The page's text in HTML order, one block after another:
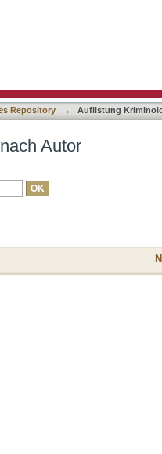
Repository →
Auflistung
Autor